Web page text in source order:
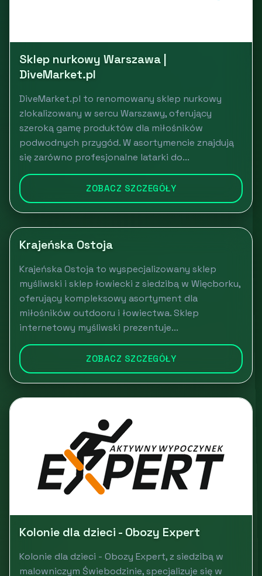
Sklep nurkowy Warszawa |
DiveMarket.pl
DiveMarket.pl to renomowany sklep nurkowy
zlokalizowany w sercu Warszawy, oferujący
szeroką gamę produktów dla miłośników
podwodnych przygód. W asortymencie znajdują
się zarówno profesjonalne latarki do...
ZOBACZ SZCZEGÓŁY
Krajeńska Ostoja
Krajeńska Ostoja to wyspecjalizowany sklep
myśliwski i sklep łowiecki z siedzibą w Więcborku,
oferujący kompleksowy asortyment dla
miłośników outdooru i łowiectwa. Sklep
internetowy myśliwski prezentuje...
ZOBACZ SZCZEGÓŁY
Kolonie dla dzieci - Obozy Expert
Kolonie dla dzieci - Obozy Expert, z siedzibą w
malowniczym Świebodzinie, specjalizuje się w